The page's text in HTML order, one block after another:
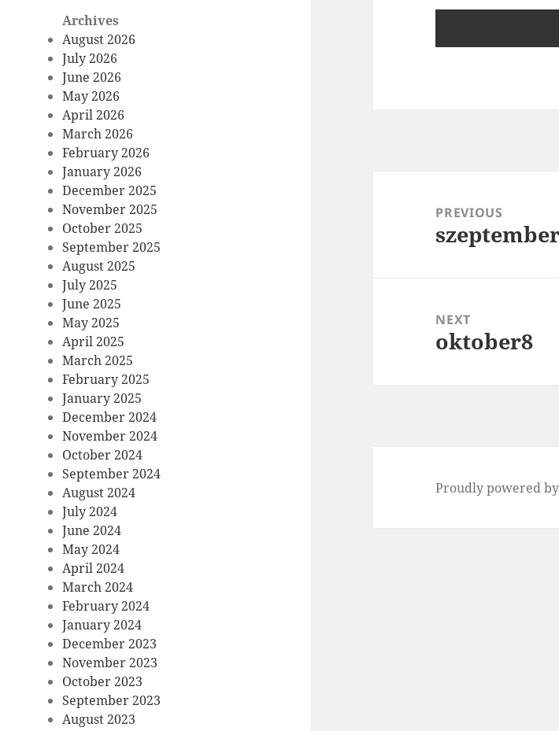
Archives
August 2026
July 2026
June 2026
May 2026
April 2026
March 2026
February 2026
January 2026
December 2025
November 2025
October 2025
September 2025
August 2025
July 2025
June 2025
May 2025
April 2025
March 2025
February 2025
January 2025
December 2024
November 2024
October 2024
September 2024
August 2024
July 2024
June 2024
May 2024
April 2024
March 2024
February 2024
January 2024
December 2023
November 2023
October 2023
September 2023
August 2023
navigationPREVIOUS
Previous
NEXT
Next
oktober8
Proudly powered